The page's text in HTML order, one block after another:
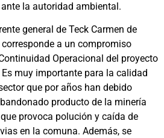
la autoridad ambiental.
general de Teck Carmen de
a un compromiso
Operacional del proyecto
Es muy importante para la calidad
que por años han debido
producto de la minería
provoca polución y caída de
en la comuna. Además, se